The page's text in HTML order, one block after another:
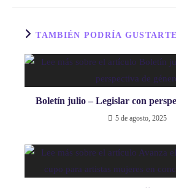
TAMBIÉN PODRÍA GUSTARTE
Boletín julio – Legislar con
5 de agosto, 2025